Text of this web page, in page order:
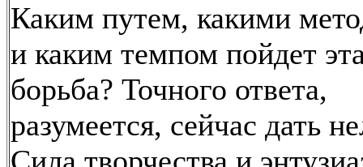
Каким путем, какими
и каким темпом пойдет
борьба? Точного ответа,
разумеется, сейчас дать